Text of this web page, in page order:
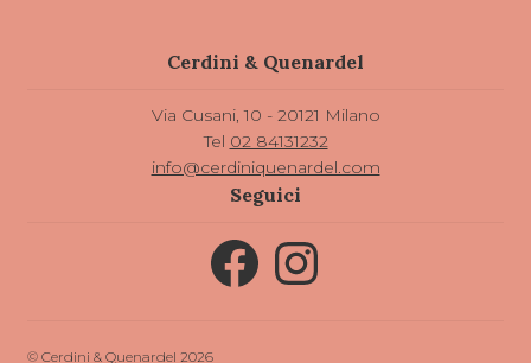
Cerdini & Quenardel
Via Cusani, 10 - 20121 Milano
Tel 02 84131232
info@cerdiniquenardel.com
Seguici
FacebookInstagram
© Cerdini & Quenardel 2026